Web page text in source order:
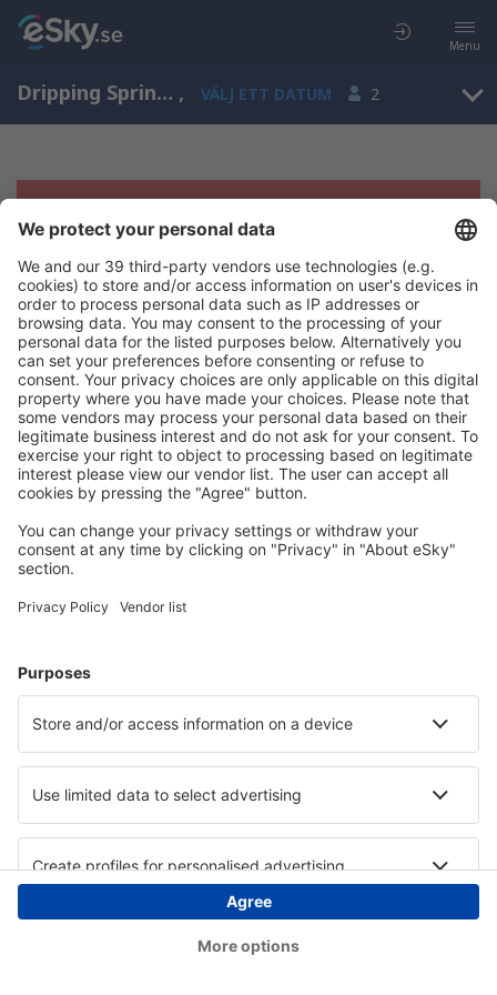
Menu
Dripping Springs, Texas, Amerikas förenta stater , VÄLJ ETT DATUM 2
Tyvärr, inga resultat för denna sökning
Försök att söka med andra kriterier
Copyright © eSky.se. Alla rättigheter förbehålls.